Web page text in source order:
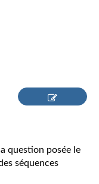
question posée le
séquences